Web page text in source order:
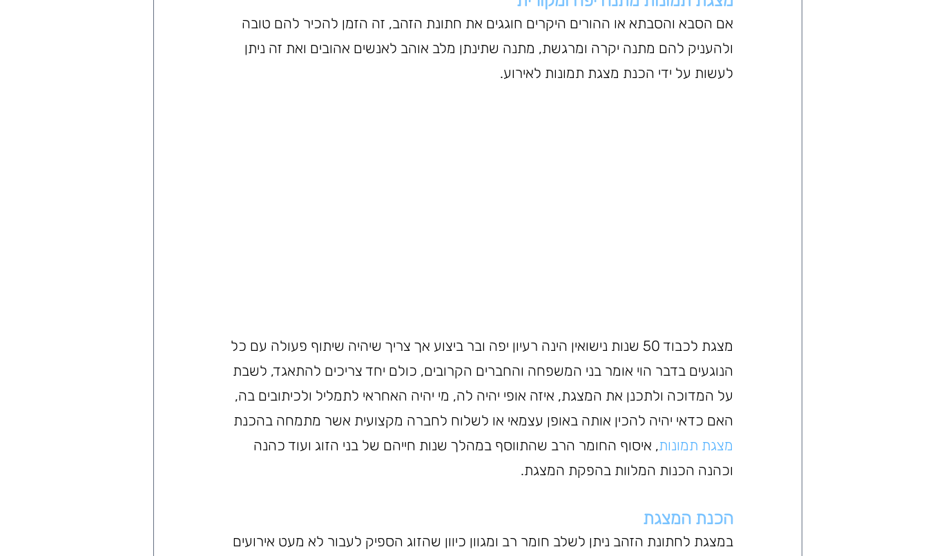
אם הסבא והסבתא או ההורים היקרים חוגגים את חתונת הזהב, זה הזמן להכיר להם טובה
ולהעניק להם מתנה יקרה ומרגשת, מתנה שתינתן מלב אוהב לאנשים אהובים ואת זה ניתן
לעשות על ידי הכנת מצגת תמונות לאירוע.
מצגת לכבוד 50 שנות נישואין הינה רעיון יפה ובר ביצוע אך צריך שיהיה שיתוף פעולה עם כל
הנוגעים בדבר הוי אומר בני המשפחה והחברים הקרובים, כולם יחד צריכים להתאגד, לשבת
על המדוכה ולתכנן את המצגת, איזה אופי יהיה לה, מי יהיה האחראי לתמליל ולכיתובים בה,
האם כדאי יהיה להכין אותה באופן עצמאי או לשלוח לחברה מקצועית אשר מתמחה בהכנת
מצגת תמונות, איסוף החומר הרב שהתווסף במהלך שנות חייהם של בני הזוג ועוד כהנה
וכהנה הכנות המלוות בהפקת המצגת.
הכנת המצגת
במצגת לחתונת הזהב ניתן לשלב חומר רב ומגוון כיוון שהזוג הספיק לעבור לא מעט אירועים